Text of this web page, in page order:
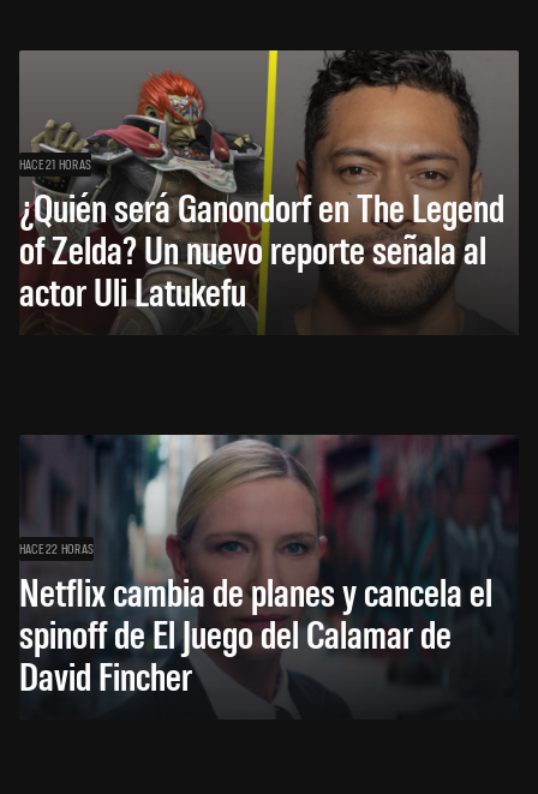
HACE 21 HORAS
¿Quién será Ganondorf en The Legend
of Zelda? Un nuevo reporte señala al
actor Uli Latukefu
HACE 22 HORAS
Netflix cambia de planes y cancela el
spinoff de El Juego del Calamar de
David Fincher